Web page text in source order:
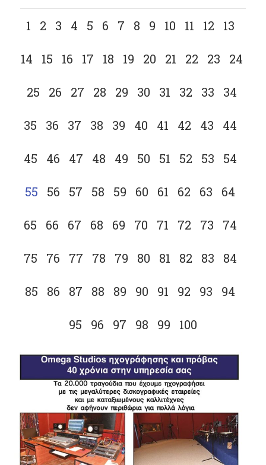
1 2 3 4 5 6 7 8 9 10 11 12 13
14 15 16 17 18 19 20 21 22 23 24
25 26 27 28 29 30 31 32 33 34
35 36 37 38 39 40 41 42 43 44
45 46 47 48 49 50 51 52 53 54
55 56 57 58 59 60 61 62 63 64
65 66 67 68 69 70 71 72 73 74
75 76 77 78 79 80 81 82 83 84
85 86 87 88 89 90 91 92 93 94
95 96 97 98 99 100